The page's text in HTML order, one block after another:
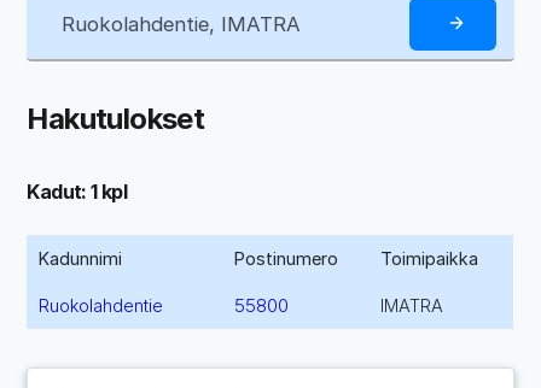
Hakutulokset
Kadut: 1 kpl
Kadunnimi Postinumero Toimipaikka
Ruokolahdentie 55800 IMATRA